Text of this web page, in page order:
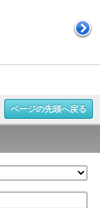
ページの先頭へ戻る